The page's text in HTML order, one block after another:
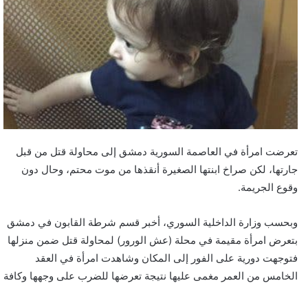
تعرضت امرأة في العاصمة السورية دمشق إلى محاولة قتل من قبل
جارتها، لكن صراخ ابنتها الصغيرة أنقذها من موت محتم، وحال دون
وقوع الجريمة.
وبحسب وزارة الداخلية السوري، أخبر قسم شرطة القابون في دمشق
بتعرض امرأة مقيمة في محلة (عش الورور) لمحاولة قتل ضمن منزلها
فتوجهت دورية على الفور إلى المكان وشاهدت امرأة في العقد
الخامس من العمر مغمى عليها نتيجة تعرضها للضرب على وجهها وكافة